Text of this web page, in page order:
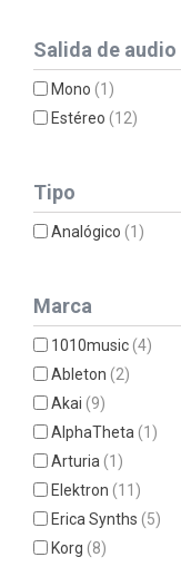
Salida de audio
Mono(1)
Estéreo(12)
Tipo
Analógico(1)
Marca
1010music(4)
Ableton(2)
Akai(9)
AlphaTheta(1)
Arturia(1)
Elektron(11)
Erica Synths(5)
Korg(8)